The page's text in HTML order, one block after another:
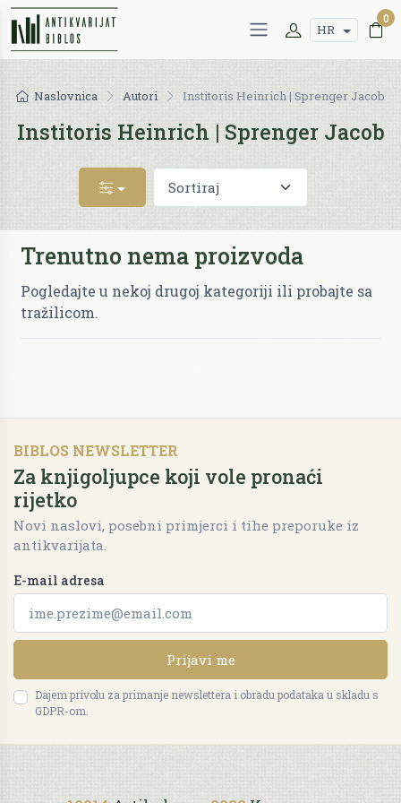
HR
0
Naslovnica Autori Institoris Heinrich | Sprenger Jacob
Institoris Heinrich | Sprenger Jacob
Trenutno nema proizvoda
Pogledajte u nekoj drugoj kategoriji ili probajte sa
tražilicom.
BIBLOS NEWSLETTER
Za knjigoljupce koji vole pronaći
rijetko
Novi naslovi, posebni primjerci i tihe preporuke iz
antikvarijata.
E-mail adresa
Prijavi me
Dajem privolu za primanje newslettera i obradu podataka u skladu s
GDPR-om.